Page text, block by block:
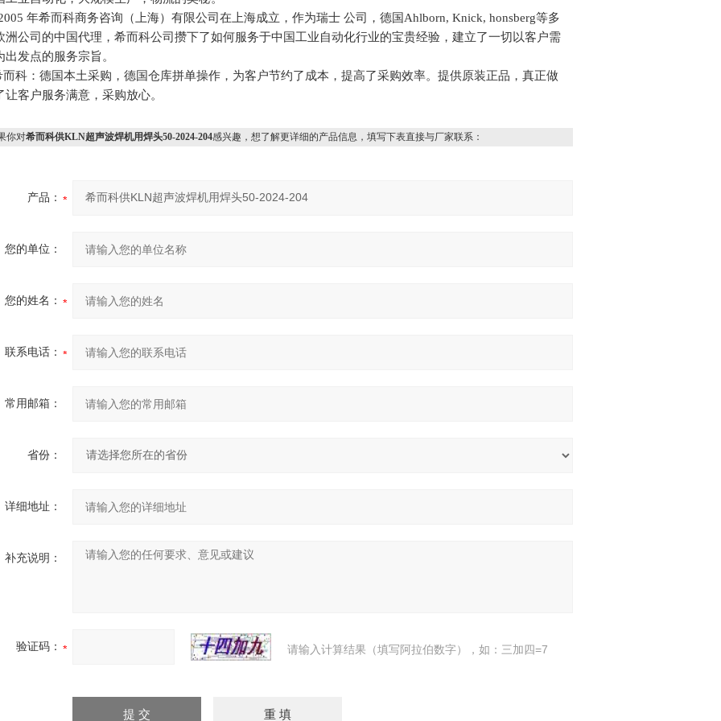
年希而科商务咨询（上海）有限公司在上海成立，作为瑞士 公司，德国Ahlborn, Knick, honsberg等多
洲公司的中国代理，希而科公司攒下了如何服务于中国工业自动化行业的宝贵经验，建立了一切以客户需
出发点的服务宗旨。
科：德国本土采购，德国仓库拼单操作，为客户节约了成本，提高了采购效率。提供原装正品，真正做
让客户服务满意，采购放心。
你对希而科供KLN超声波焊机用焊头50-2024-204感兴趣，想了解更详细的产品信息，填写下表直接与厂家联系：
产品：
您的单位：
您的姓名：
联系电话：
常用邮箱：
省份：
详细地址：
补充说明：
验证码： 请输入计算结果（填写阿拉伯数字），如：三加四=7